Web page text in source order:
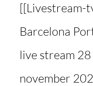
[[Livestream-
Barcelona
live stream 28
november